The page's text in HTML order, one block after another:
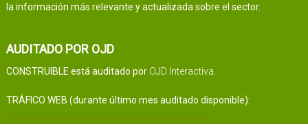
la información más relevante y actualizada sobre el sector.
AUDITADO POR OJD
CONSTRUIBLE está auditado por OJD Interactiva
TRÁFICO WEB (durante último mes auditado disponible):